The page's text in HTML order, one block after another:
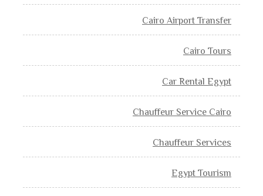
Cairo Airport Transfer
Cairo Tours
Car Rental Egypt
Chauffeur Service Cairo
Chauffeur Services
Egypt Tourism